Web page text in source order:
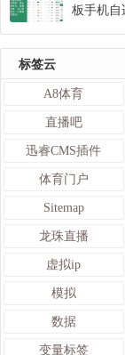
板手机自
标签云
A8体育
直播吧
迅睿CMS插件
体育门户
Sitemap
龙珠直播
虚拟ip
模拟
数据
变量标签